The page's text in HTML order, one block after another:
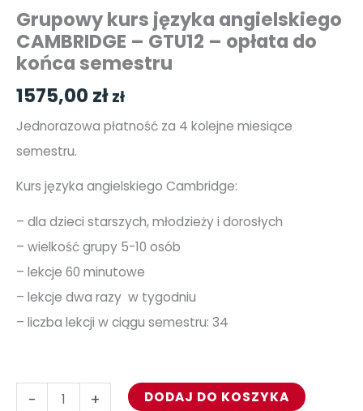
Grupowy kurs języka angielskiego
CAMBRIDGE – GTU12 – opłata do
końca semestru
1575,00 zł zł
Jednorazowa płatność za 4 kolejne miesiące
semestru.
Kurs języka angielskiego Cambridge:
– dla dzieci starszych, młodzieży i dorosłych
– wielkość grupy 5-10 osób
– lekcje 60 minutowe
– lekcje dwa razy w tygodniu
– liczba lekcji w ciągu semestru: 34
- + DODAJ DO KOSZYKA